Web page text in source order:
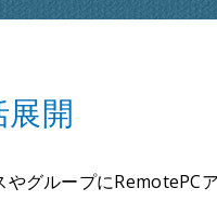
開
ループにRemotePCア